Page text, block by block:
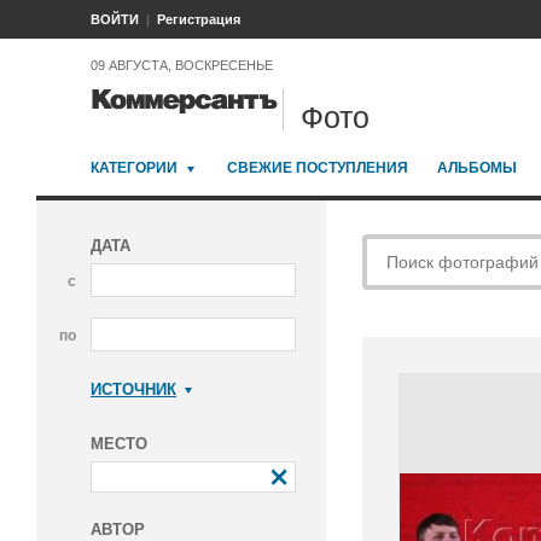
ВОЙТИ Регистрация
09 АВГУСТА, ВОСКРЕСЕНЬЕ
Фото
КАТЕГОРИИ СВЕЖИЕ ПОСТУПЛЕНИЯ АЛЬБОМЫ
ДАТА
с
по
ИСТОЧНИК
МЕСТО
АВТОР